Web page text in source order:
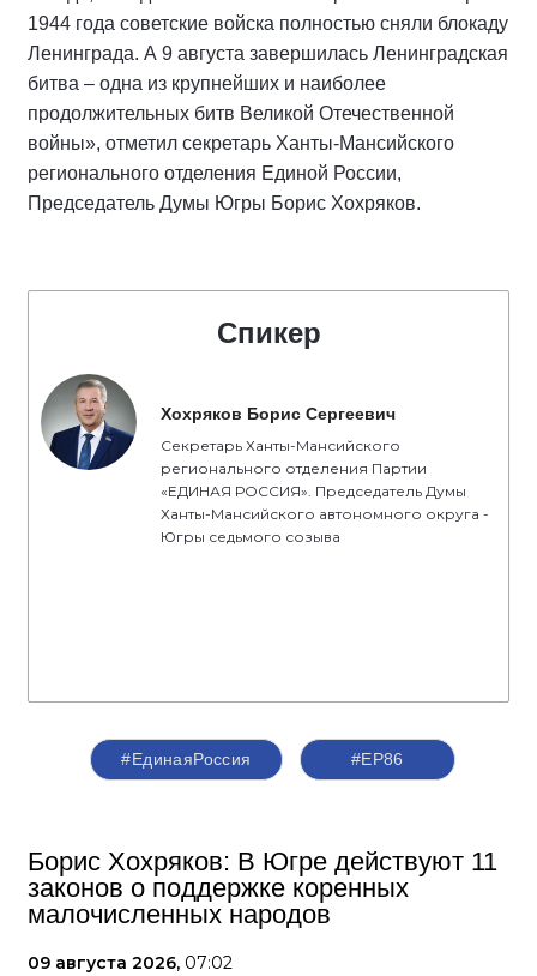
1944 года советские войска полностью сняли блокаду
Ленинграда. А 9 августа завершилась Ленинградская
битва – одна из крупнейших и наиболее
продолжительных битв Великой Отечественной
войны», отметил секретарь Ханты-Мансийского
регионального отделения Единой России,
Председатель Думы Югры Борис Хохряков.
Спикер
Хохряков Борис Сергеевич
Секретарь Ханты-Мансийского
регионального отделения Партии
«ЕДИНАЯ РОССИЯ». Председатель Думы
Ханты-Мансийского автономного округа -
Югры седьмого созыва
#ЕдинаяРоссия #ЕР86
Борис Хохряков: В Югре действуют 11
законов о поддержке коренных
малочисленных народов
09 августа 2026, 07:02